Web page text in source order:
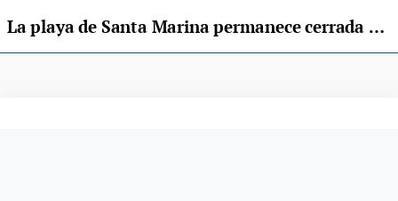
La playa de Santa Marina permanece cerrada al baño por contaminación del agua